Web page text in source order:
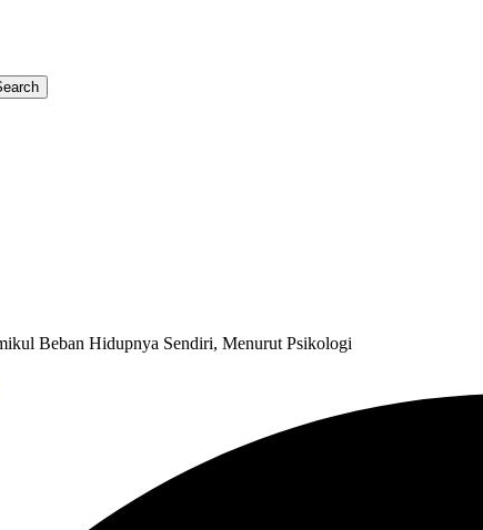
Beban Hidupnya Sendiri, Menurut Psikologi